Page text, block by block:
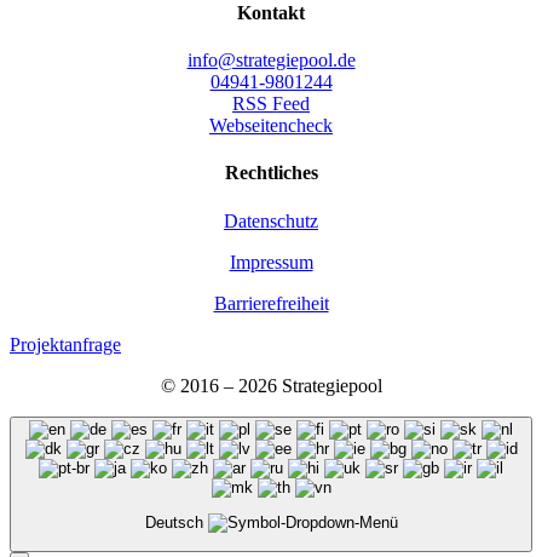
Kon­takt
info@strategiepool.de
04941-9801244
RSS Feed
Webseitencheck
Recht­li­ches
Daten­schutz
Impres­sum
Bar­rie­re­frei­heit
Projektanfrage
© 2016 – 2026 Stra­te­gie­pool
Deutsch